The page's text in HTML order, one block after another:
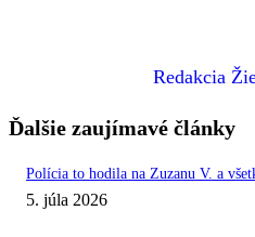
Redakcia
Ďalšie zaujímavé články
Polícia to hodila na Zuzanu V. a
5. júla 2026